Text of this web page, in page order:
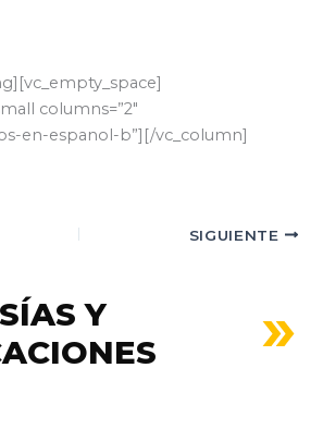
columns=”2″
en-espanol-b”][/vc_column]
SIGUIENTE
Y